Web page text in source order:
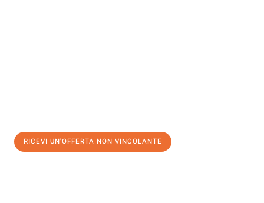
RICEVI UN'OFFERTA NON VINCOLANTE